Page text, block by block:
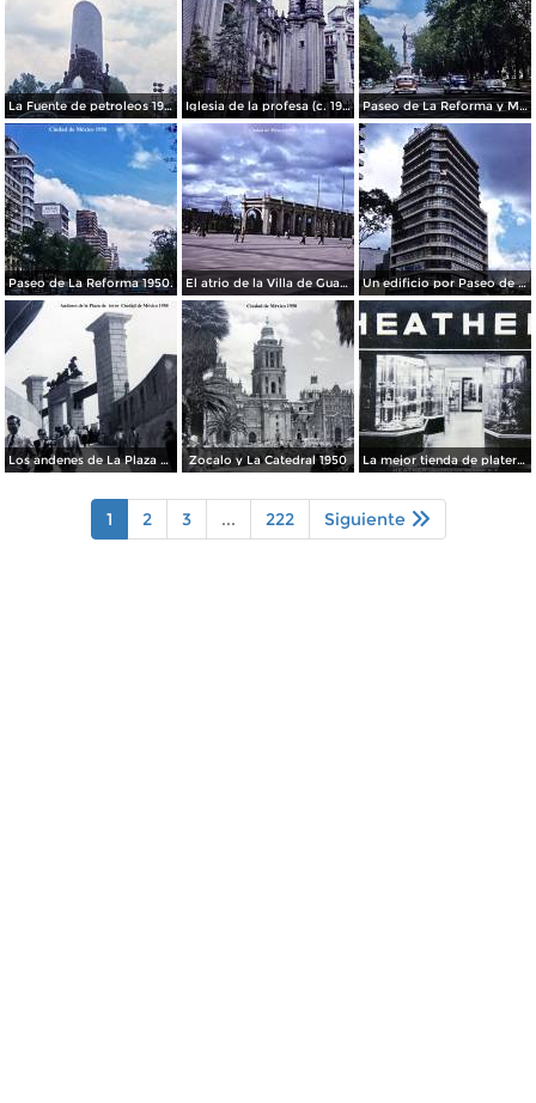
La Fuente de petroleos 1950. Iglesia de la profesa (c. 1950) Paseo de La Reforma y Mto a La Independencia 1950
Paseo de La Reforma 1950. El atrio de la Villa de Guadalupe 1950. Un edificio por Paseo de La Reforma 1950
Los andenes de La Plaza de toros Ciudad de México 1950 Zocalo y La Catedral 1950 La mejor tienda de plateria.
1 2 3 ... 222 Siguiente